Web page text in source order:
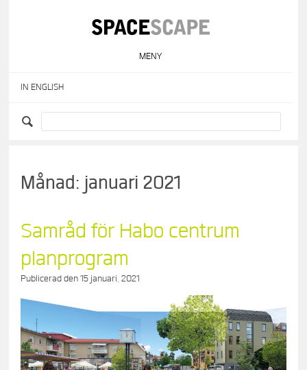
MENY
IN ENGLISH
Månad: januari 2021
Samråd för Habo centrum
planprogram
Publicerad den15 januari, 2021